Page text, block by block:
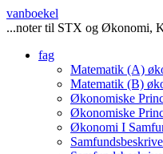
vanboekel
...noter til STX og Økonomi,
fag
Matematik (A)
Matematik (B)
Økonomiske
Økonomiske
Økonomi I